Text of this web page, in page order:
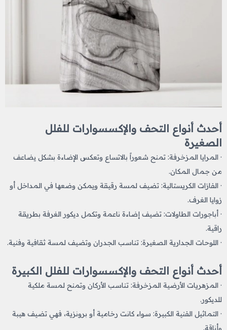
أحدث أنواع التحف والإكسسوارات للفلل
الصغيرة
· المرايا المزخرفة: تمنح شعوراً بالاتساع وتعكس الإضاءة بشكل يضاعف
من جمال المكان.
· الفازات الكريستالية: تضيف لمسة رقيقة ويمكن وضعها في المداخل أو
زوايا الغرف.
· أباجورات الطاولات: تضيف إضاءة ناعمة وتكمل ديكور الغرفة بطريقة
راقية.
· اللوحات الجدارية الصغيرة: تناسب الجدران وتضيف لمسة ثقافية وفنية.
أحدث أنواع التحف والإكسسوارات للفلل الكبيرة
· المزهريات الأرضية المزخرفة: تناسب الأركان وتمنح لمسة ملكية
للديكور.
· التماثيل الفنية الكبيرة: سواء كانت رخامية أو برونزية، فهي تضيف هيبة
وأناقة.